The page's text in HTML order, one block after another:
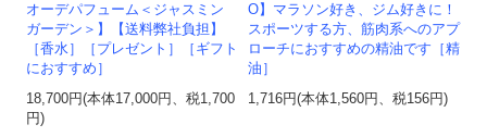
オーデパフューム＜ジャスミン
ガーデン＞】【送料弊社負担】
［香水］［プレゼント］［ギフト
におすすめ］
18,700円(本体17,000円、税1,700
円)
O】マラソン好き、ジム好きに！
スポーツする方、筋肉系へのアプ
ローチにおすすめの精油です［精
油］
1,716円(本体1,560円、税156円)